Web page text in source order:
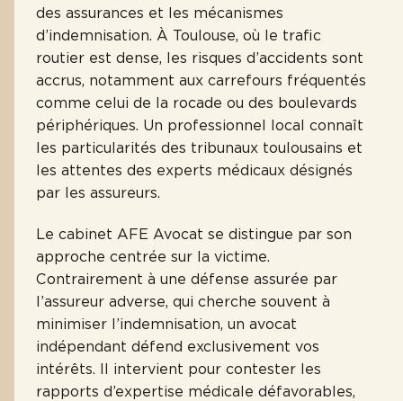
des assurances et les mécanismes
d’indemnisation. À Toulouse, où le trafic
routier est dense, les risques d’accidents sont
accrus, notamment aux carrefours fréquentés
comme celui de la rocade ou des boulevards
périphériques. Un professionnel local connaît
les particularités des tribunaux toulousains et
les attentes des experts médicaux désignés
par les assureurs.
Le cabinet AFE Avocat se distingue par son
approche centrée sur la victime.
Contrairement à une défense assurée par
l’assureur adverse, qui cherche souvent à
minimiser l’indemnisation, un avocat
indépendant défend exclusivement vos
intérêts. Il intervient pour contester les
rapports d’expertise médicale défavorables,